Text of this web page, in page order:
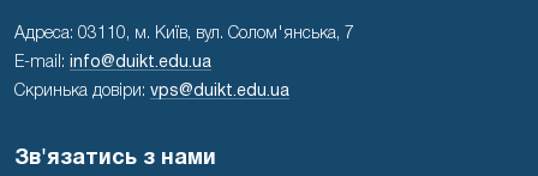
Адреса: 03110, м. Київ, вул. Солом'янська, 7
E-mail:
info@duikt.edu.ua
Скринька довіри: vps@duikt.edu.ua
Зв'язатись з нами